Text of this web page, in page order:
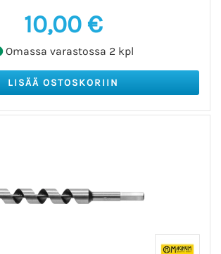
10,00 €
Omassa varastossa 2 kpl